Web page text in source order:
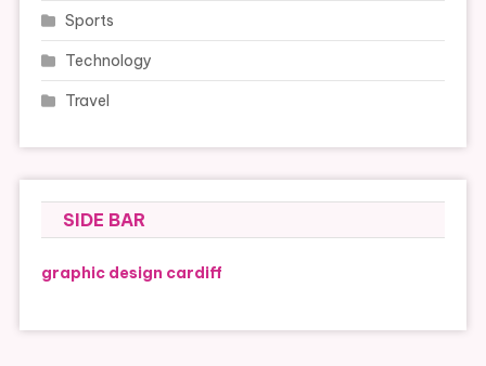
Sports
Technology
Travel
SIDE BAR
graphic design cardiff